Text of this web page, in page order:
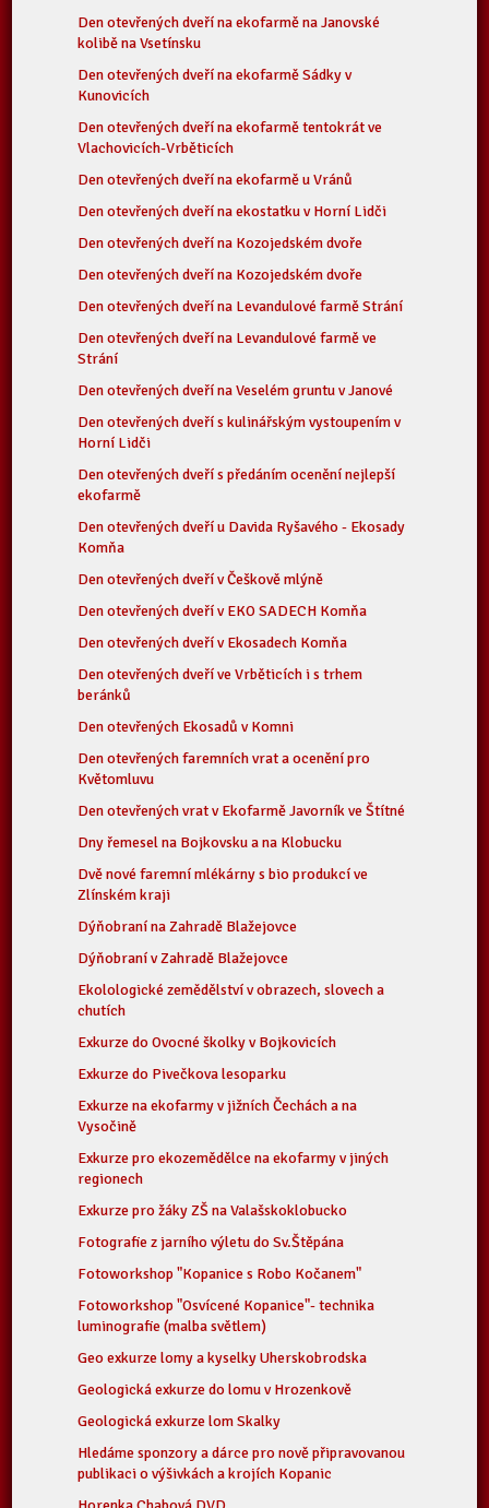
Den otevřených dveří na ekofarmě na Janovské
kolibě na Vsetínsku
Den otevřených dveří na ekofarmě Sádky v
Kunovicích
Den otevřených dveří na ekofarmě tentokrát ve
Vlachovicích-Vrběticích
Den otevřených dveří na ekofarmě u Vránů
Den otevřených dveří na ekostatku v Horní Lidči
Den otevřených dveří na Kozojedském dvoře
Den otevřených dveří na Kozojedském dvoře
Den otevřených dveří na Levandulové farmě Strání
Den otevřených dveří na Levandulové farmě ve
Strání
Den otevřených dveří na Veselém gruntu v Janové
Den otevřených dveří s kulinářským vystoupením v
Horní Lidči
Den otevřených dveří s předáním ocenění nejlepší
ekofarmě
Den otevřených dveří u Davida Ryšavého - Ekosady
Komňa
Den otevřených dveří v Češkově mlýně
Den otevřených dveří v EKO SADECH Komňa
Den otevřených dveří v Ekosadech Komňa
Den otevřených dveří ve Vrběticích i s trhem
beránků
Den otevřených Ekosadů v Komni
Den otevřených faremních vrat a ocenění pro
Květomluvu
Den otevřených vrat v Ekofarmě Javorník ve Štítné
Dny řemesel na Bojkovsku a na Klobucku
Dvě nové faremní mlékárny s bio produkcí ve
Zlínském kraji
Dýňobraní na Zahradě Blažejovce
Dýňobraní v Zahradě Blažejovce
Ekolologické zemědělství v obrazech, slovech a
chutích
Exkurze do Ovocné školky v Bojkovicích
Exkurze do Pivečkova lesoparku
Exkurze na ekofarmy v jižních Čechách a na
Vysočině
Exkurze pro ekozemědělce na ekofarmy v jiných
regionech
Exkurze pro žáky ZŠ na Valašskoklobucko
Fotografie z jarního výletu do Sv.Štěpána
Fotoworkshop "Kopanice s Robo Kočanem"
Fotoworkshop "Osvícené Kopanice"- technika
luminografie (malba světlem)
Geo exkurze lomy a kyselky Uherskobrodska
Geologická exkurze do lomu v Hrozenkově
Geologická exkurze lom Skalky
Hledáme sponzory a dárce pro nově připravovanou
publikaci o výšivkách a krojích Kopanic